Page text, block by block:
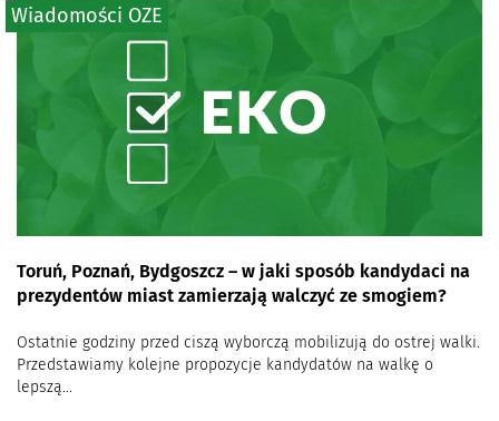
Toruń, Poznań, Bydgoszcz – w jaki sposób kandydaci na
prezydentów miast zamierzają walczyć ze smogiem?
Ostatnie godziny przed ciszą wyborczą mobilizują do ostrej walki.
Przedstawiamy kolejne propozycje kandydatów na walkę o
lepszą...
Wiadomości OZE